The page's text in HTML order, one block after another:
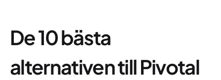
De 10 bästa
alternativen till Pivotal